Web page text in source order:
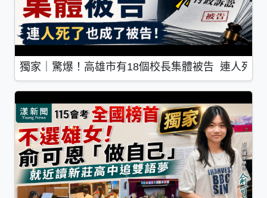
獨家｜驚爆！高雄市有18個校長集體被告 連人死了